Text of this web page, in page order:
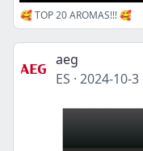
🥰 TOP 20 AROMAS!!! 🥰
aeg
ES · 2024-10-3